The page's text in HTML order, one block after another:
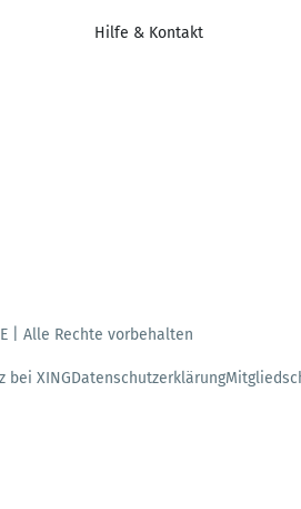
Hilfe & Kontakt
| Alle Rechte vorbehalten
bei XINGDatenschutzerklärung